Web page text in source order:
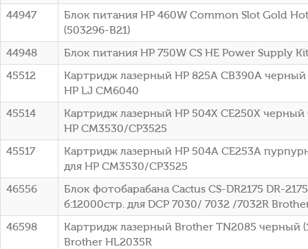
44947
Блок питания HP 460W Common Slot Gold
(503296-B21)
44948
Блок питания HP 750W CS HE Power Supply
45512
Картридж лазерный HP 825A CB390A черный
HP LJ CM6040
45514
Картридж лазерный HP 504X CE250X черный
HP CM3530/CP3525
45517
Картридж лазерный HP 504A CE253A
для HP CM3530/CP3525
46556
Блок фотобарабана Cactus CS-DR2175 DR-
б:12000стр. для DCP 7030/ 7032 /7032R
46598
Картридж лазерный Brother TN2085 черный
Brother HL2035R